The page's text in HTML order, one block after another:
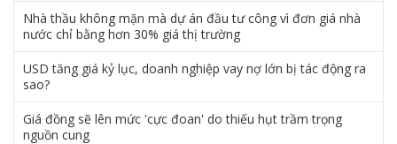
Nhà thầu không mặn mà dự án đầu tư công vì đơn giá nhà
nước chỉ bằng hơn 30% giá thị trường
USD tăng giá kỷ lục, doanh nghiệp vay nợ lớn bị tác động ra
sao?
Giá đồng sẽ lên mức 'cực đoan' do thiếu hụt trầm trọng
nguồn cung